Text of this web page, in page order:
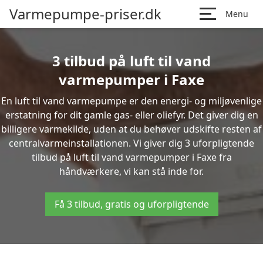
Varmepumpe-priser.dk Menu
3 tilbud på luft til vand
varmepumper i Faxe
En luft til vand varmepumpe er den energi- og miljøvenlige
erstatning for dit gamle gas- eller oliefyr. Det giver dig en
billigere varmekilde, uden at du behøver udskifte resten af
centralvarmeinstallationen. Vi giver dig 3 uforpligtende
tilbud på luft til vand varmepumper i Faxe fra
håndværkere, vi kan stå inde for.
Få 3 tilbud, gratis og uforpligtende